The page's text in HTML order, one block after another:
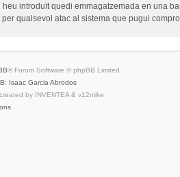
introduït quedi emmagatzemada en una
qualsevol atac al sistema que pugui
® Forum Software © phpBB Limited
Isaac Garcia Abrodos
by INVENTEA & v12mike